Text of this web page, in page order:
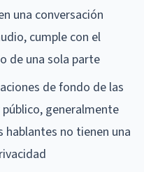
una conversación
cumple con el
de una sola parte
de fondo de las
generalmente
no tienen una